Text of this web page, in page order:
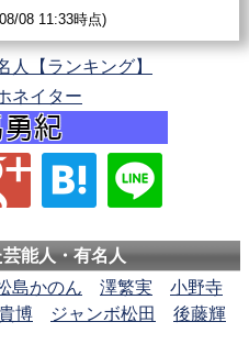
08 11:33時点)
人【ランキング】
ネイター
能人・有名人
島かのん 澤繁実
小野寺
博 ジャンボ松田
後藤輝